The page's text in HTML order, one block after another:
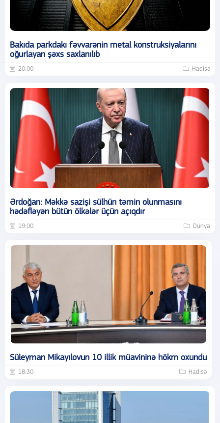
Bakıda parkdakı fəvvarənin metal konstruksiyalarını
oğurlayan şəxs saxlanılıb
20:00 Hadisə
Ərdoğan: Məkkə sazişi sülhün təmin olunmasını
hədəfləyən bütün ölkələr üçün açıqdır
19:00 Dünya
Süleyman Mikayılovun 10 illik müavininə hökm oxundu
18:30 Hadisə